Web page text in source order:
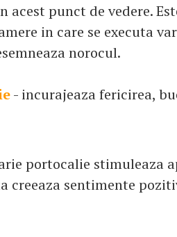
punct de vedere.
in care se executa
norocul.
- incurajeaza fericirea,
portocalie stimuleaza
creeaza sentimente